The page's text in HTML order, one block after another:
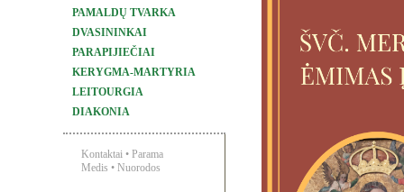
PAMALDŲ TVARKA
DVASININKAI
PARAPIJIEČIAI
KERYGMA-MARTYRIA
LEITOURGIA
DIAKONIA
Kontaktai • Parama
Medis • Nuorodos